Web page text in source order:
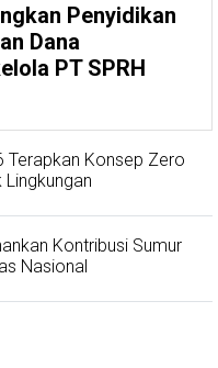
Penyidikan
Dana
PT SPRH
Terapkan Konsep Zero
Kontribusi Sumur
Nasional